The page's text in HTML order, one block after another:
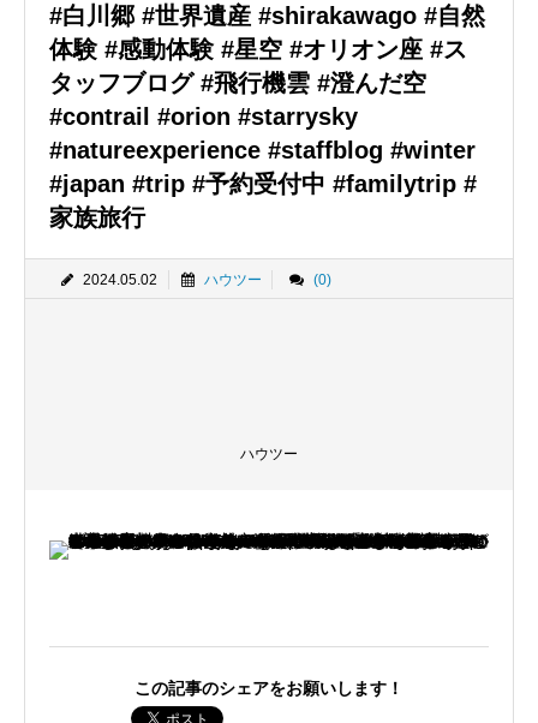
#白川郷 #世界遺産 #shirakawago #自然
体験 #感動体験 #星空 #オリオン座 #ス
タッフブログ #飛行機雲 #澄んだ空
#contrail #orion #starrysky
#natureexperience #staffblog #winter
#japan #trip #予約受付中 #familytrip #
家族旅行
2024.05.02 ハウツー (0)
ハウツー
この記事のシェアをお願いします！